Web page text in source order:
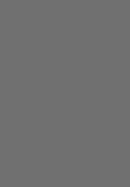
Deutsch, Englisch, Slowenisch